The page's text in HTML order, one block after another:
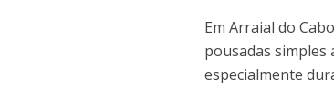
Em Arraial do
pousadas simples
especialmente